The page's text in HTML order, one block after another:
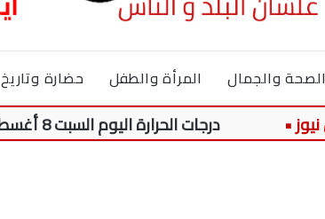
الصحة والجمال المرأة والطفل حضارة وتاريخ
درجات الحرارة اليوم السبت 8 أغسطس 2026 وتوقعات حالة الطقس